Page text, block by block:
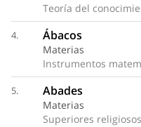
Teoría del
4. Ábacos
Materias
Instrumentos
5. Abades
Materias
Superiores religiosos